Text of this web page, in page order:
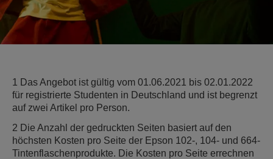
1 Das Angebot ist gültig vom 01.06.2021 bis 02.01.2022
für registrierte Studenten in Deutschland und ist begrenzt
auf zwei Artikel pro Person.
2 Die Anzahl der gedruckten Seiten basiert auf den
höchsten Kosten pro Seite der Epson 102-, 104- und 664-
Tintenflaschenprodukte. Die Kosten pro Seite errechnen